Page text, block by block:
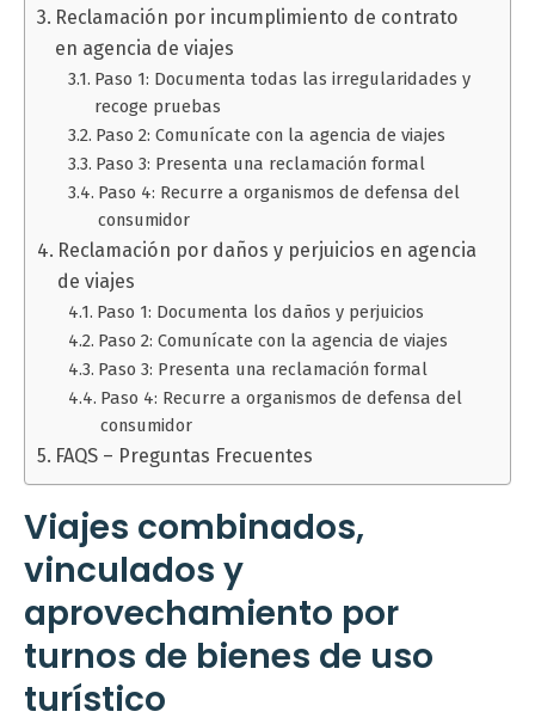
Reclamación por incumplimiento de contrato
en agencia de viajes
Paso 1: Documenta todas las irregularidades y
recoge pruebas
Paso 2: Comunícate con la agencia de viajes
Paso 3: Presenta una reclamación formal
Paso 4: Recurre a organismos de defensa del
consumidor
Reclamación por daños y perjuicios en agencia
de viajes
Paso 1: Documenta los daños y perjuicios
Paso 2: Comunícate con la agencia de viajes
Paso 3: Presenta una reclamación formal
Paso 4: Recurre a organismos de defensa del
consumidor
FAQS – Preguntas Frecuentes
Viajes combinados,
vinculados y
aprovechamiento por
turnos de bienes de uso
turístico